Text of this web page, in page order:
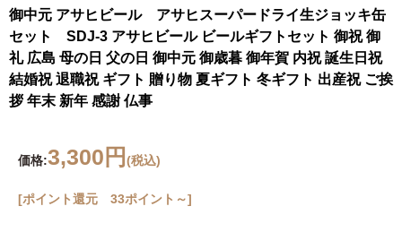
御中元 アサヒビール アサヒスーパードライ生ジョッキ缶
セット SDJ-3 アサヒビール ビールギフトセット 御祝 御
礼 広島 母の日 父の日 御中元 御歳暮 御年賀 内祝 誕生日祝
結婚祝 退職祝 ギフト 贈り物 夏ギフト 冬ギフト 出産祝 ご挨
拶 年末 新年 感謝 仏事
価格:3,300円 (税込)
[ポイント還元 33ポイント～]